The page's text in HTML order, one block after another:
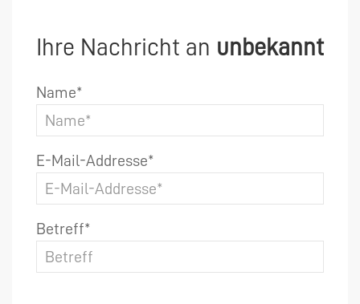
Ihre Nachricht an unbekannt
Name*
E-Mail-Addresse*
Betreff*